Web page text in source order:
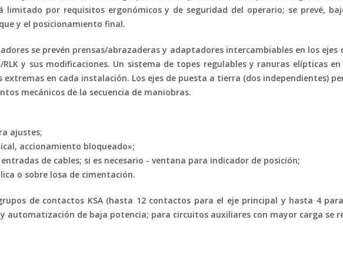
limitado por requisitos ergonómicos y de seguridad del operario; se prevé,
y el posicionamiento final.
se prevén prensas/abrazaderas y adaptadores intercambiables en los
RLK y sus modificaciones. Un sistema de topes regulables y ranuras elípticas
en cada instalación. Los ejes de puesta a tierra (dos independientes)
mecánicos de la secuencia de maniobras.
ajustes;
accionamiento bloqueado»;
de cables; si es necesario - ventana para indicador de posición;
o sobre losa de cimentación.
de contactos KSA (hasta 12 contactos para el eje principal y hasta 4
de baja potencia; para circuitos auxiliares con mayor carga se